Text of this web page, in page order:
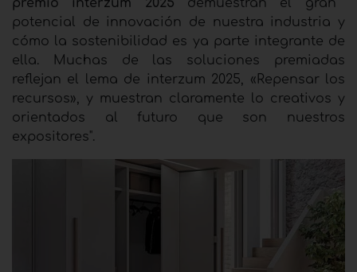
premio interzum 2025 demuestran el gran
potencial de innovación de nuestra industria y
cómo la sostenibilidad es ya parte integrante de
ella. Muchas de las soluciones premiadas
reflejan el lema de interzum 2025, «Repensar los
recursos», y muestran claramente lo creativos y
orientados al futuro que son nuestros
expositores".